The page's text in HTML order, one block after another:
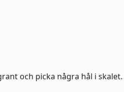
och picka några hål i skalet.